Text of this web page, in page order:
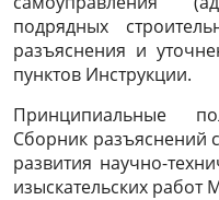
подрядных
разъяснения и
пунктов Инструкции.
Принципиальные
Сборник разъяснений
развития научно-
изыскательских работ